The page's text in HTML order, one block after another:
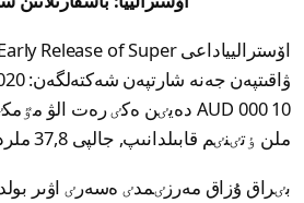
ملن ٶتٸنٸم قابىلدانىپ, جالپى 37,8 ملرد AUD تٶلەندٸ.